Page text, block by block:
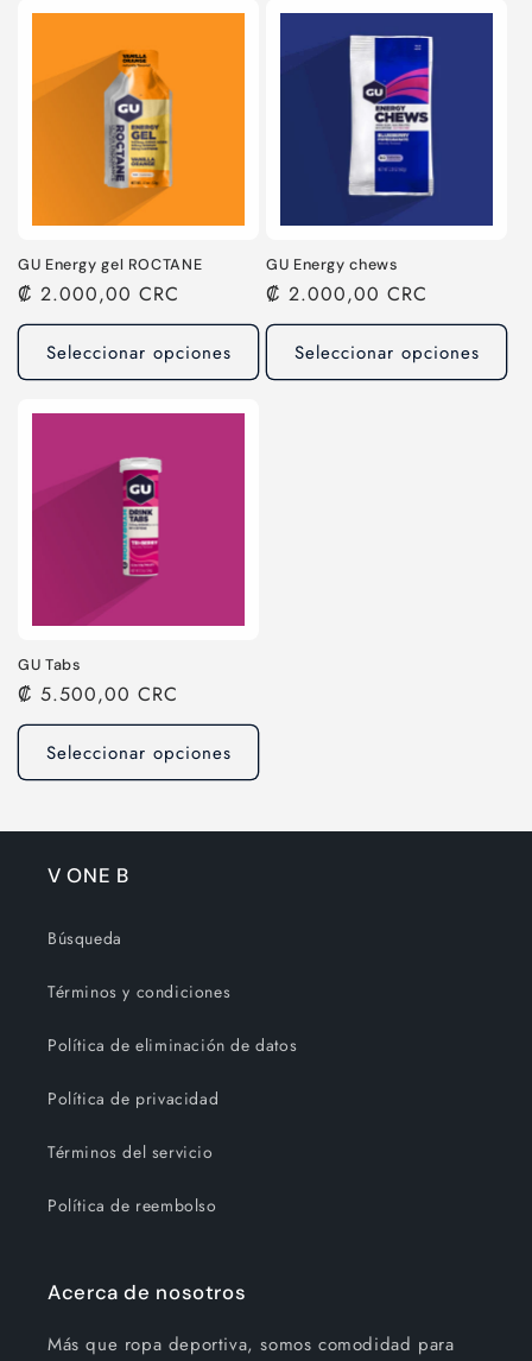
GU Energy gel ROCTANE
Precio
habitual
₡ 2.000,00 CRC
Seleccionar opciones
GU Energy chews
Precio
habitual
₡ 2.000,00 CRC
Seleccionar opciones
GU Tabs
Precio
habitual
₡ 5.500,00 CRC
Seleccionar opciones
V ONE B
Búsqueda
Términos y condiciones
Política de eliminación de datos
Política de privacidad
Términos del servicio
Política de reembolso
Acerca de nosotros
Más que ropa deportiva, somos comodidad para